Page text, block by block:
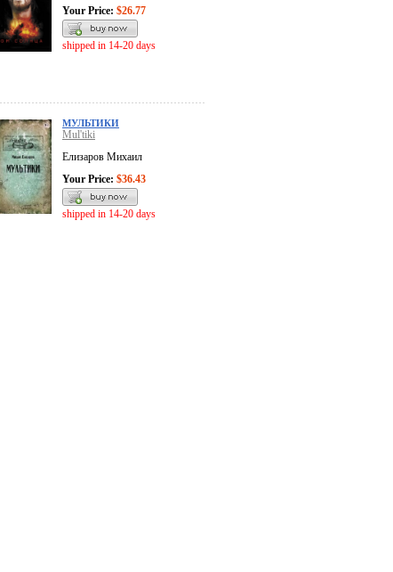
Your Price: $26.77
shipped in 14-20 days
МУЛЬТИКИ
Mul'tiki
Елизаров Михаил
Your Price: $36.43
shipped in 14-20 days